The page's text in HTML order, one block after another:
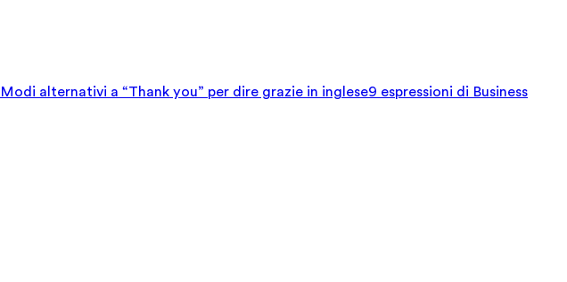
Modi alternativi a “Thank you” per dire grazie in inglese9 espressioni di Business